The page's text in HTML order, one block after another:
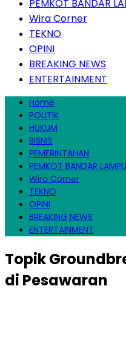
PEMKOT BANDAR
Wira Corner
TEKNO
OPINI
BREAKING NEWS
ENTERTAINMENT
Home
POLITIK
HUKUM
BISNIS
PEMERINTAHAN
PEMKOT BANDAR
Wira Corner
TEKNO
OPINI
BREAKING NEWS
ENTERTAINMENT
Topik
di Pesawaran